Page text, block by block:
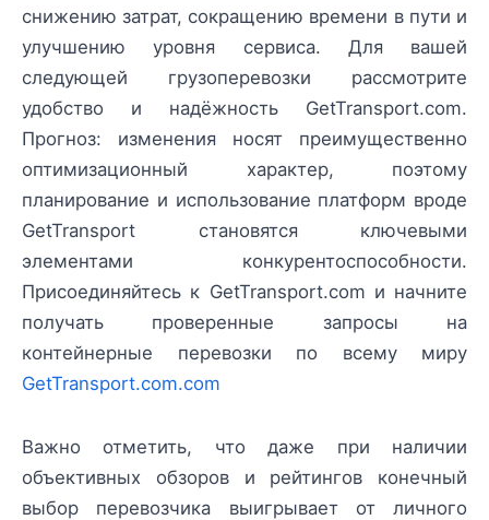
снижению затрат, сокращению времени в пути и
улучшению уровня сервиса. Для вашей
следующей грузоперевозки рассмотрите
удобство и надёжность GetTransport.com.
Прогноз: изменения носят преимущественно
оптимизационный характер, поэтому
планирование и использование платформ вроде
GetTransport становятся ключевыми
элементами конкурентоспособности.
Присоединяйтесь к GetTransport.com и начните
получать проверенные запросы на
контейнерные перевозки по всему миру
GetTransport.com.com
Важно отметить, что даже при наличии
объективных обзоров и рейтингов конечный
выбор перевозчика выигрывает от личного